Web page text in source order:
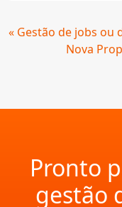
Continue
« Gestão de jobs ou
Nova
Pronto
gestão